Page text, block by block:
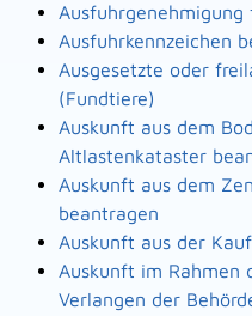
Ausfuhrkennzeichen
Ausgesetzte oder
(Fundtiere)
Auskunft aus dem
Altlastenkataster
Auskunft aus dem
beantragen
Auskunft aus der
Auskunft im Rahmen
Verlangen der